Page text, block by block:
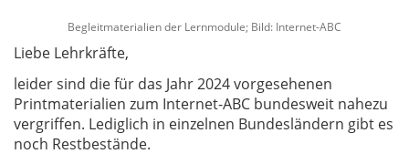
Begleitmaterialien der Lernmodule; Bild: Internet-ABC
Liebe Lehrkräfte,
leider sind die für das Jahr 2024 vorgesehenen
Printmaterialien zum Internet-ABC bundesweit nahezu
vergriffen. Lediglich in einzelnen Bundesländern gibt es
noch Restbestände.